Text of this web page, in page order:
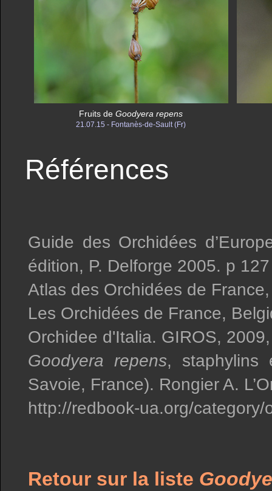
Fruits deGoodyera repens
21.07.15 - Fontanès-de-Sault (Fr)
Références
Guide des Orchidées
édition, P. Delforge 2005. p 127
Atlas des Orchidées de
Les Orchidées de France,
Orchidee d'Italia. GIROS,
Goodyera repens, staphylins
Savoie, France). Rongier A.
http://redbook-ua.org/category/
Retour sur la liste